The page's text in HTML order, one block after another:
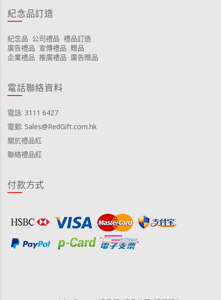
紀念品訂造
紀念品 公司禮品 禮品訂造
廣告禮品 宣傳禮品 贈品
企業禮品 推廣禮品 廣告贈品
電話聯絡資料
電話: 3111 6427
電郵: Sales@RedGift.com.hk
關於禮品紅
聯絡禮品紅
付款方式